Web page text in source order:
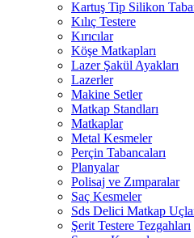
Kartuş Tip Silikon
Kılıç Testere
Kırıcılar
Köşe Matkapları
Lazer Şakül Ayakları
Lazerler
Makine Setler
Matkap Standları
Matkaplar
Metal Kesmeler
Perçin Tabancaları
Planyalar
Polisaj ve Zımparalar
Saç Kesmeler
Sds Delici Matkap
Şerit Testere Tezgahları